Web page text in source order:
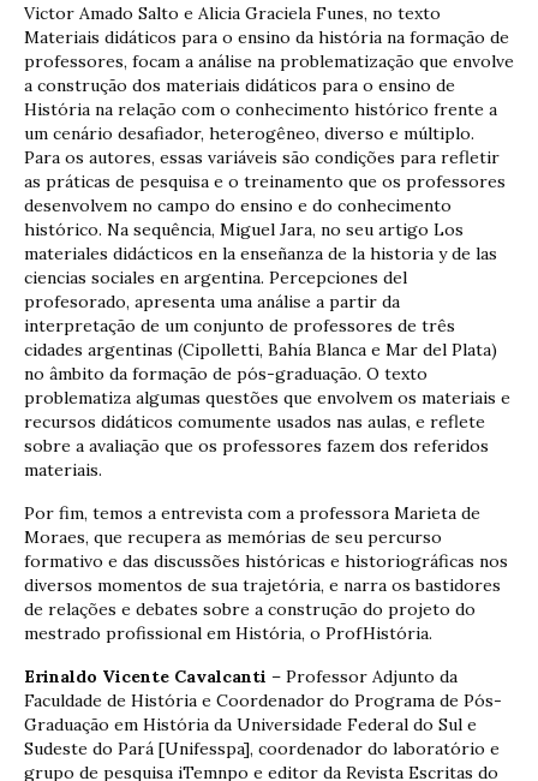
Victor Amado Salto e Alicia Graciela Funes, no texto
Materiais didáticos para o ensino da história na formação de
professores, focam a análise na problematização que envolve
a construção dos materiais didáticos para o ensino de
História na relação com o conhecimento histórico frente a
um cenário desafiador, heterogêneo, diverso e múltiplo.
Para os autores, essas variáveis são condições para refletir
as práticas de pesquisa e o treinamento que os professores
desenvolvem no campo do ensino e do conhecimento
histórico. Na sequência, Miguel Jara, no seu artigo Los
materiales didácticos en la enseñanza de la historia y de las
ciencias sociales en argentina. Percepciones del
profesorado, apresenta uma análise a partir da
interpretação de um conjunto de professores de três
cidades argentinas (Cipolletti, Bahía Blanca e Mar del Plata)
no âmbito da formação de pós-graduação. O texto
problematiza algumas questões que envolvem os materiais e
recursos didáticos comumente usados nas aulas, e reflete
sobre a avaliação que os professores fazem dos referidos
materiais.
Por fim, temos a entrevista com a professora Marieta de
Moraes, que recupera as memórias de seu percurso
formativo e das discussões históricas e historiográficas nos
diversos momentos de sua trajetória, e narra os bastidores
de relações e debates sobre a construção do projeto do
mestrado profissional em História, o ProfHistória.
Erinaldo Vicente Cavalcanti – Professor Adjunto da
Faculdade de História e Coordenador do Programa de Pós-
Graduação em História da Universidade Federal do Sul e
Sudeste do Pará [Unifesspa], coordenador do laboratório e
grupo de pesquisa iTemnpo e editor da Revista Escritas do